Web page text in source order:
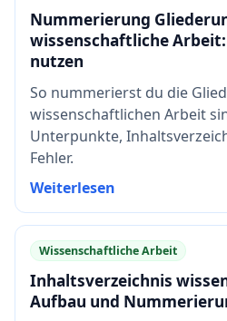
Nummerierung
wissenschaftliche
nutzen
So nummerierst du die
wissenschaftlichen Arbeit
Unterpunkte,
Fehler.
Weiterlesen
Wissenschaftliche Arbeit
Inhaltsverzeichnis
Aufbau und